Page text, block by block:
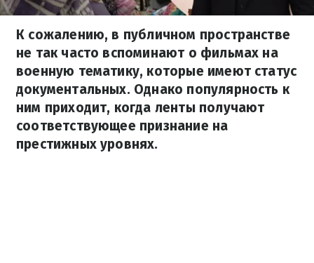
К сожалению, в публичном пространстве
не так часто вспоминают о фильмах на
военную тематику, которые имеют статус
документальных. Однако популярность к
ним приходит, когда ленты получают
соответствующее признание на
престижных уровнях.